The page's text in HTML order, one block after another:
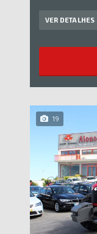
VER DETALHES
19